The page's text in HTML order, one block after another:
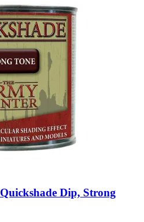
Quickshade Dip, Strong